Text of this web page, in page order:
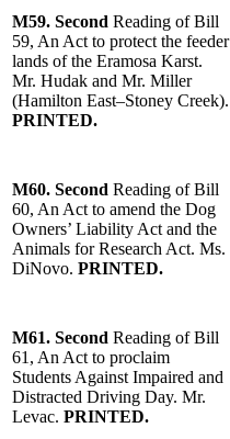
M59. Second Reading of Bill
59, An Act to protect the feeder
lands of the Eramosa Karst.
Mr. Hudak and Mr. Miller
(Hamilton East–Stoney Creek).
PRINTED.
M60. Second Reading of Bill
60, An Act to amend the Dog
Owners’ Liability Act and the
Animals for Research Act. Ms.
DiNovo. PRINTED.
M61. Second Reading of Bill
61, An Act to proclaim
Students Against Impaired and
Distracted Driving Day. Mr.
Levac. PRINTED.